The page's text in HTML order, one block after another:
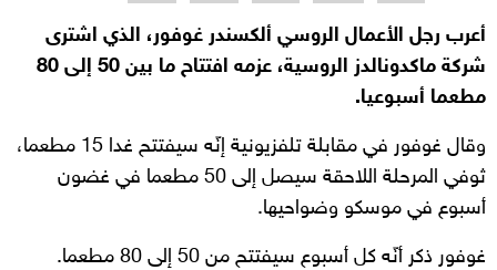
أعرب رجل الأعمال الروسي ألكسندر غوفور، الذي اشترى
شركة ماكدونالدز الروسية، عزمه افتتاح ما بين 50 إلى 80
مطعما أسبوعيا.
وقال غوفور في مقابلة تلفزيونية إنّه سيفتتح غدا 15 مطعما،
ثوفي المرحلة اللاحقة سيصل إلى 50 مطعما في غضون
أسبوع في موسكو وضواحيها.
غوفور ذكر أنّه كل أسبوع سيفتتح من 50 إلى 80 مطعما.